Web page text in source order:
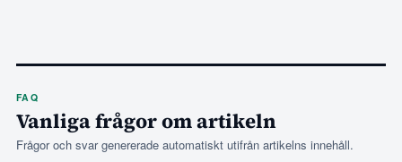
FAQ
Vanliga frågor om artikeln
Frågor och svar genererade automatiskt utifrån artikelns innehåll.